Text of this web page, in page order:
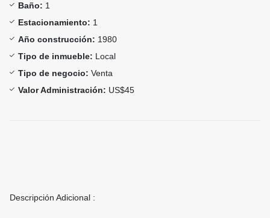
Baño: 1
Estacionamiento: 1
Año construcción: 1980
Tipo de inmueble: Local
Tipo de negocio: Venta
Valor Administración: US$45
Descripción Adicional :